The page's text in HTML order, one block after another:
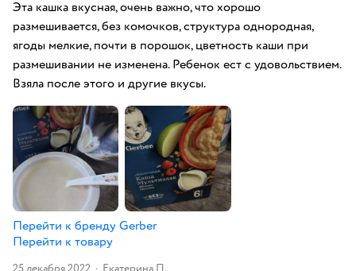
Эта кашка вкусная, очень важно, что хорошо
размешивается, без комочков, структура однородная,
ягоды мелкие, почти в порошок, цветность каши при
размешивании не изменена. Ребенок ест с удовольствием.
Взяла после этого и другие вкусы.
Перейти к бренду Gerber
Перейти к товару